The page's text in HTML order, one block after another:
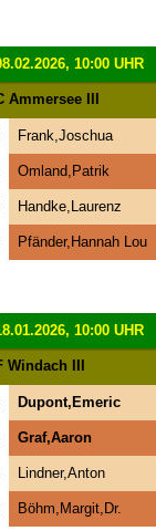
10:00 UHR
Ammersee III
Frank,Joschua
Omland,Patrik
Handke,Laurenz
Pfänder,Hannah Lou
10:00 UHR
Windach III
Dupont,Emeric
Graf,Aaron
Lindner,Anton
Böhm,Margit,Dr.